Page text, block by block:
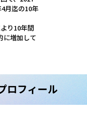
月迄の10年
り10年間
に増加して
ロフィール